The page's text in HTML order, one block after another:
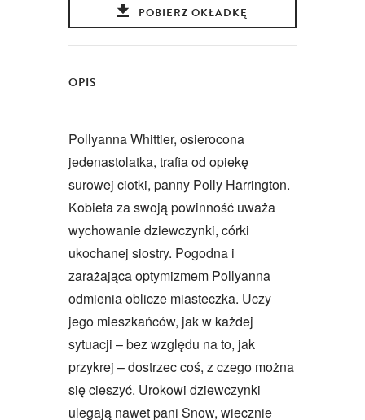
POBIERZ OKŁADKĘ
OPIS
Pollyanna Whittier, osierocona
jedenastolatka, trafia od opiekę
surowej ciotki, panny Polly Harrington.
Kobieta za swoją powinność uważa
wychowanie dziewczynki, córki
ukochanej siostry. Pogodna i
zarażająca optymizmem Pollyanna
odmienia oblicze miasteczka. Uczy
jego mieszkańców, jak w każdej
sytuacji – bez względu na to, jak
przykrej – dostrzec coś, z czego można
się cieszyć. Urokowi dziewczynki
ulegają nawet pani Snow, wiecznie